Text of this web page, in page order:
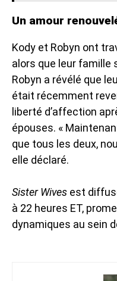
Un amour
Kody et Robyn ont
alors que leur famille
Robyn a révélé que
était récemment
liberté d’affection
épouses. «
que tous les deux,
elle déclaré.
Sister Wives est
à 22 heures ET,
dynamiques au sein